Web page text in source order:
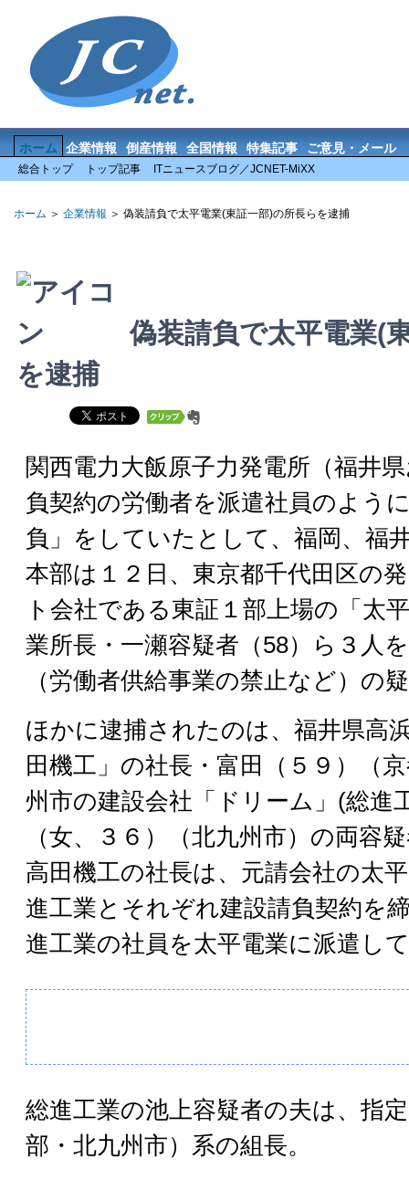
ホーム 企業情報 倒産情報 全国情報 特集記事 ご意見・メール
総合トップ トップ記事 ITニュースブログ／JCNET-MiXX
ホーム ＞ 企業情報 ＞ 偽装請負で太平電業(東証一部)の所長らを逮捕
偽装請負で太平電業(
を逮捕
関西電力大飯原子力発電所（福井
負契約の労働者を派遣社員のよう
負」をしていたとして、福岡、福
本部は１２日、東京都千代田区の
ト会社である東証１部上場の「太
業所長・一瀬容疑者（58）ら３人
（労働者供給事業の禁止など）の
ほかに逮捕されたのは、福井県高
田機工」の社長・富田（５９）（
州市の建設会社「ドリーム」(総進
（女、３６）（北九州市）の両容
高田機工の社長は、元請会社の太
進工業とそれぞれ建設請負契約を
進工業の社員を太平電業に派遣し
総進工業の池上容疑者の夫は、指
部・北九州市）系の組長。